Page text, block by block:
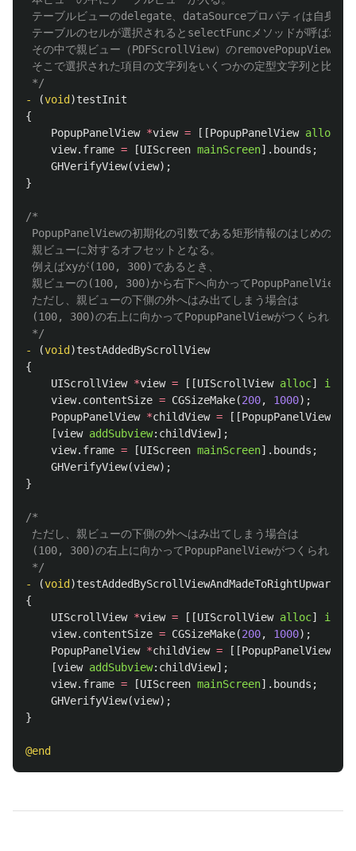
テーブルビューのdelegate、dataSourceプロパティは自身（
テーブルのセルが選択されるとselectFuncメソッドが呼ばれ、
その中で親ビュー（PDFScrollView）のremovePopupViewメ
そこで選択された項目の文字列をいくつかの定型文字列と比較
*/
-
(void )testInit
{
PopupPanelView *view = [[PopupPanelView alloc
view. frame = [UIScreen mainScreen]. bounds ;
GHVerifyView(view);
}
/*
PopupPanelViewの初期化の引数である矩形情報のはじめのxy
親ビューに対するオフセットとなる。
例えばxyが(100, 300)であるとき、
親ビューの(100, 300)から右下へ向かってPopupPanelViewが
ただし、親ビューの下側の外へはみ出てしまう場合は
(100, 300)の右上に向かってPopupPanelViewがつくられる。
*/
-
(void )testAddedByScrollView
{
UIScrollView *view = [[UIScrollView alloc]
view. contentSize = CGSizeMake(200, 1000);
PopupPanelView *childView = [[PopupPanelView
[view addSubview: childView];
view. frame = [UIScreen mainScreen]. bounds ;
GHVerifyView(view);
}
/*
ただし、親ビューの下側の外へはみ出てしまう場合は
(100, 300)の右上に向かってPopupPanelViewがつくられる。
*/
-
(void )testAddedByScrollViewAndMadeToRightUpward
{
UIScrollView *view = [[UIScrollView alloc]
view. contentSize = CGSizeMake(200, 1000);
PopupPanelView *childView = [[PopupPanelView
[view addSubview: childView];
view. frame = [UIScreen mainScreen]. bounds ;
GHVerifyView(view);
}
@end